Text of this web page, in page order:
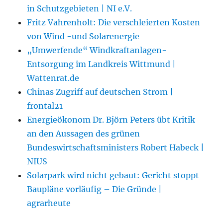
in Schutzgebieten | NI e.V.
Fritz Vahrenholt: Die verschleierten Kosten
von Wind -und Solarenergie
„Umwerfende“ Windkraftanlagen-
Entsorgung im Landkreis Wittmund |
Wattenrat.de
Chinas Zugriff auf deutschen Strom |
frontal21
Energieökonom Dr. Björn Peters übt Kritik
an den Aussagen des grünen
Bundeswirtschaftsministers Robert Habeck |
NIUS
Solarpark wird nicht gebaut: Gericht stoppt
Baupläne vorläufig – Die Gründe |
agrarheute